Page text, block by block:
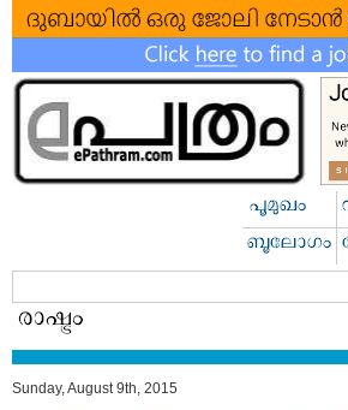
Sunday, August 9th, 2015